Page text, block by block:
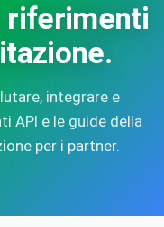
riferimenti
integrare e
API e le guide della
per i partner.